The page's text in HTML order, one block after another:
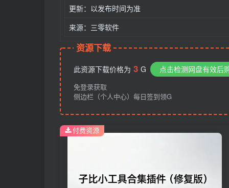
更新：以发布时间为准
来源：三零软件
资源下载
此资源下载价格为 3 G 点击检测网盘有效后
免登录获取
侧边栏（个人中心）每日签到领G
付费资源